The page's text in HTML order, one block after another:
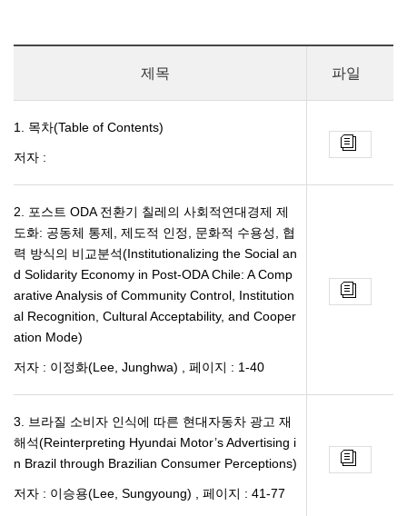
제목 파일
1. 목차(Table of Contents)
저자 :
2. 포스트 ODA 전환기 칠레의 사회적연대경제 제
도화: 공동체 통제, 제도적 인정, 문화적 수용성, 협
력 방식의 비교분석(Institutionalizing the Social an
d Solidarity Economy in Post-ODA Chile: A Comp
arative Analysis of Community Control, Institution
al Recognition, Cultural Acceptability, and Cooper
ation Mode)
저자 : 이정화(Lee, Junghwa) 페이지 : 1-40
3. 브라질 소비자 인식에 따른 현대자동차 광고 재
해석(Reinterpreting Hyundai Motor’s Advertising i
n Brazil through Brazilian Consumer Perceptions)
저자 : 이승용(Lee, Sungyoung) 페이지 : 41-77